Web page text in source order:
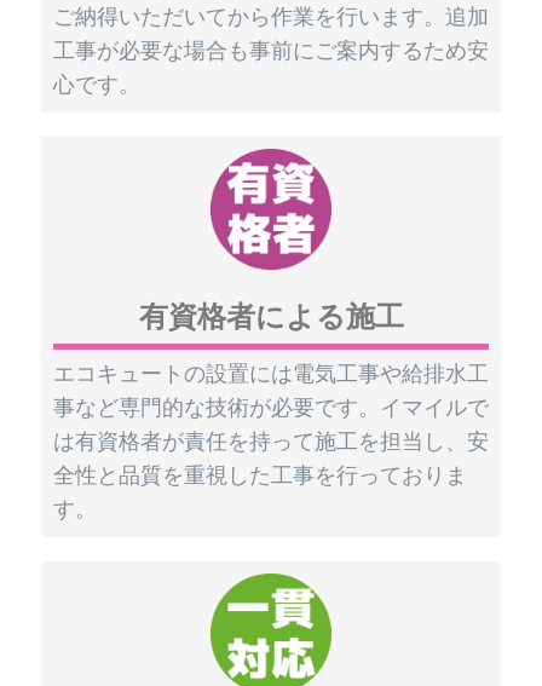
ご納得いただいてから作業を行います。追加
工事が必要な場合も事前にご案内するため安
心です。
有資格者による施工
エコキュートの設置には電気工事や給排水工
事など専門的な技術が必要です。イマイルで
は有資格者が責任を持って施工を担当し、安
全性と品質を重視した工事を行っておりま
す。